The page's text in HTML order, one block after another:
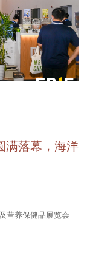
满落幕，海洋
营养保健品展览会